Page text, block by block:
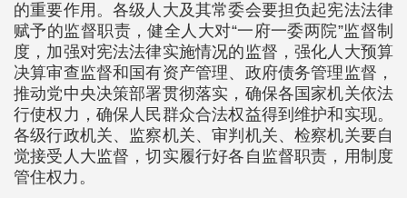
的重要作用。各级人大及其常委会要担负起宪法法律
赋予的监督职责，健全人大对“一府一委两院”监督制
度，加强对宪法法律实施情况的监督，强化人大预算
决算审查监督和国有资产管理、政府债务管理监督，
推动党中央决策部署贯彻落实，确保各国家机关依法
行使权力，确保人民群众合法权益得到维护和实现。
各级行政机关、监察机关、审判机关、检察机关要自
觉接受人大监督，切实履行好各自监督职责，用制度
管住权力。